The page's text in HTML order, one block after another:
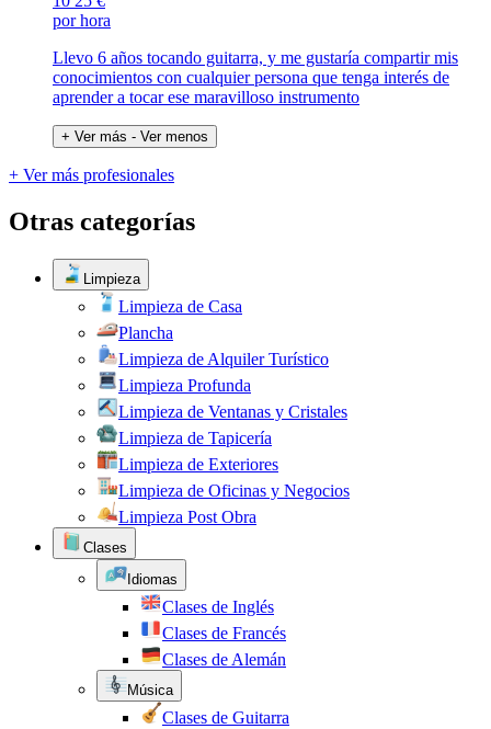
por hora
Llevo 6 años tocando guitarra, y me gustaría compartir mis
conocimientos con cualquier persona que tenga interés de
aprender a tocar ese maravilloso instrumento
+ Ver más - Ver menos
+ Ver más profesionales
Otras categorías
Limpieza
Limpieza de Casa
Plancha
Limpieza de Alquiler Turístico
Limpieza Profunda
Limpieza de Ventanas y Cristales
Limpieza de Tapicería
Limpieza de Exteriores
Limpieza de Oficinas y Negocios
Limpieza Post Obra
Clases
Idiomas
Clases de Inglés
Clases de Francés
Clases de Alemán
Música
Clases de Guitarra